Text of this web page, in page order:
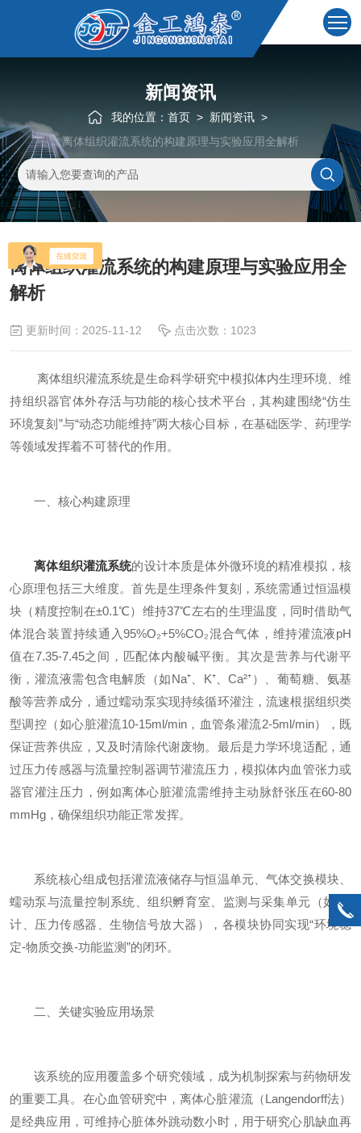
新闻资讯
我的位置： 首页 > 新闻资讯 >
离体组织灌流系统的构建原理与实验应用全解析
离体组织灌流系统的构建原理与实验应用全
解析
更新时间：2025-11-12 点击次数：1023
离体组织灌流系统是生命科学研究中模拟体内生理环境、维
持组织器官体外存活与功能的核心技术平台，其构建围绕“仿生
环境复刻”与“动态功能维持”两大核心目标，在基础医学、药理学
等领域发挥着不可替代的作用。
一、核心构建原理
离体组织灌流系统的设计本质是体外微环境的精准模拟，核
心原理包括三大维度。首先是生理条件复刻，系统需通过恒温模
块（精度控制在±0.1℃）维持37℃左右的生理温度，同时借助气
体混合装置持续通入95%O₂+5%CO₂混合气体，维持灌流液pH
值在7.35-7.45之间，匹配体内酸碱平衡。其次是营养与代谢平
衡，灌流液需包含电解质（如Na⁺、K⁺、Ca²⁺）、葡萄糖、氨基
酸等营养成分，通过蠕动泵实现持续循环灌注，流速根据组织类
型调控（如心脏灌流10-15ml/min，血管条灌流2-5ml/min），既
保证营养供应，又及时清除代谢废物。最后是力学环境适配，通
过压力传感器与流量控制器调节灌流压力，模拟体内血管张力或
器官灌注压力，例如离体心脏灌流需维持主动脉舒张压在60-80
mmHg，确保组织功能正常发挥。
系统核心组成包括灌流液储存与恒温单元、气体交换模块、
蠕动泵与流量控制系统、组织孵育室、监测与采集单元（如pH
计、压力传感器、生物信号放大器），各模块协同实现“环境稳
定-物质交换-功能监测”的闭环。
二、关键实验应用场景
该系统的应用覆盖多个研究领域，成为机制探索与药物研发
的重要工具。在心血管研究中，离体心脏灌流（Langendorff法）
是经典应用，可维持心脏体外跳动数小时，用于研究心肌缺血再